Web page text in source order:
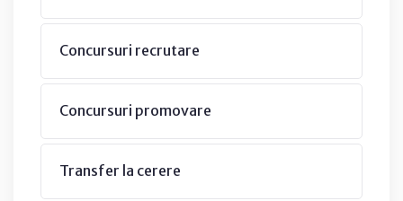
Concursuri recrutare
Concursuri promovare
Transfer la cerere